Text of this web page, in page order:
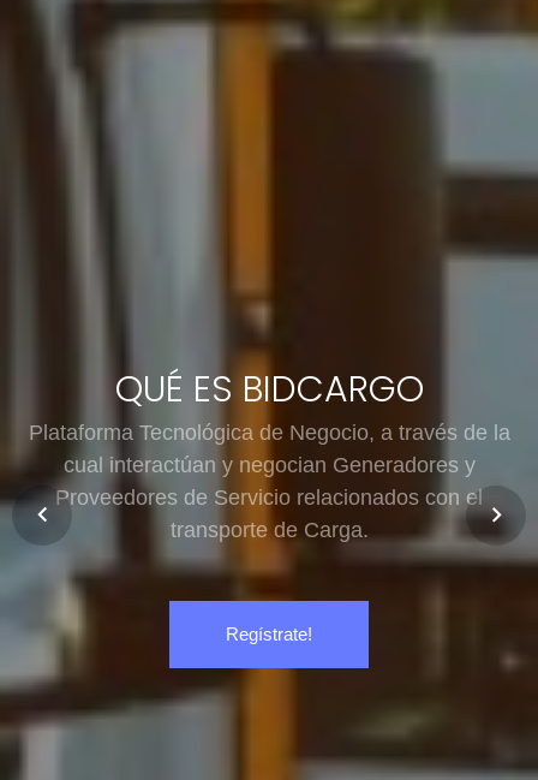
POR QUÉ BIDCARGO
Generamos economía a todos los stakeholders del
gremio transportador.
Regístrate!